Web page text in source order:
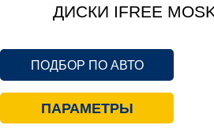
ДИСКИ IFREE
ПОДБОР ПО АВТО
ПАРАМЕТРЫ